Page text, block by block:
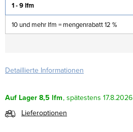
1 - 9 lfm
10 und mehr lfm = mengenrabatt 12 %
Detaillierte Informationen
Auf Lager8,5 lfm 17.8.2026
Lieferoptionen